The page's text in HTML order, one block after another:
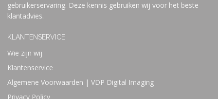
gebruikerservaring. Deze kennis gebruiken wij voor het beste
klantadvies.
KLANTENSERVICE
Wie zijn wij
Klantenservice
Algemene Voorwaarden | VDP Digital Imaging
Privacy Policy